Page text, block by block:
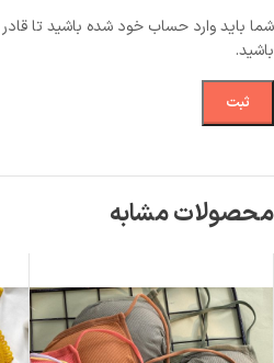
شما باید وارد حساب خود شده باشید تا
باشید.
محصولات مشابه